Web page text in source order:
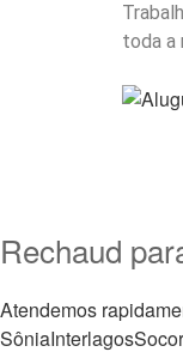
toda a
Rechaud
Atendemos